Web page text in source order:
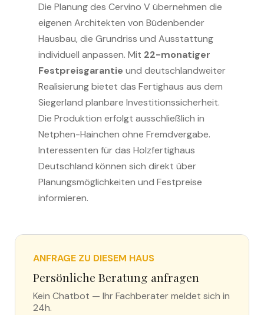
Die Planung des Cervino V übernehmen die
eigenen Architekten von Büdenbender
Hausbau, die Grundriss und Ausstattung
individuell anpassen. Mit 22-monatiger
Festpreisgarantie und deutschlandweiter
Realisierung bietet das Fertighaus aus dem
Siegerland planbare Investitionssicherheit.
Die Produktion erfolgt ausschließlich in
Netphen-Hainchen ohne Fremdvergabe.
Interessenten für das Holzfertighaus
Deutschland können sich direkt über
Planungsmöglichkeiten und Festpreise
informieren.
ANFRAGE ZU DIESEM HAUS
Persönliche Beratung anfragen
Kein Chatbot — Ihr Fachberater meldet sich in
24h.